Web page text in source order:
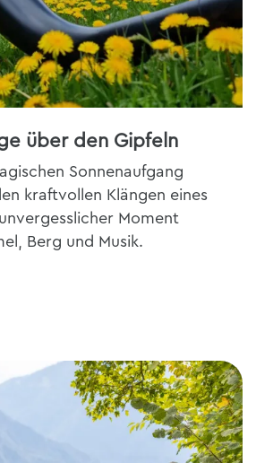
über den Gipfeln
Sonnenaufgang
kraftvollen Klängen eines
Moment
Berg und Musik.